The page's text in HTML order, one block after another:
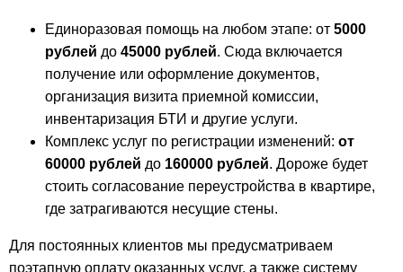
Единоразовая помощь на любом этапе: от 5000
рублей до 45000 рублей. Сюда включается
получение или оформление документов,
организация визита приемной комиссии,
инвентаризация БТИ и другие услуги.
Комплекс услуг по регистрации изменений: от
60000 рублей до 160000 рублей. Дороже будет
стоить согласование переустройства в квартире,
где затрагиваются несущие стены.
Для постоянных клиентов мы предусматриваем
поэтапную оплату оказанных услуг, а также систему